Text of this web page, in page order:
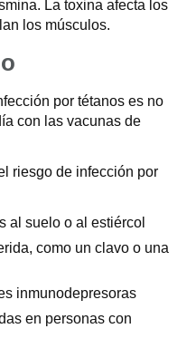
La toxina afecta los
los músculos.
por tétanos es no
con las vacunas de
riesgo de infección por
al suelo o al estiércol
como un clavo o una
inmunodepresoras
en personas con